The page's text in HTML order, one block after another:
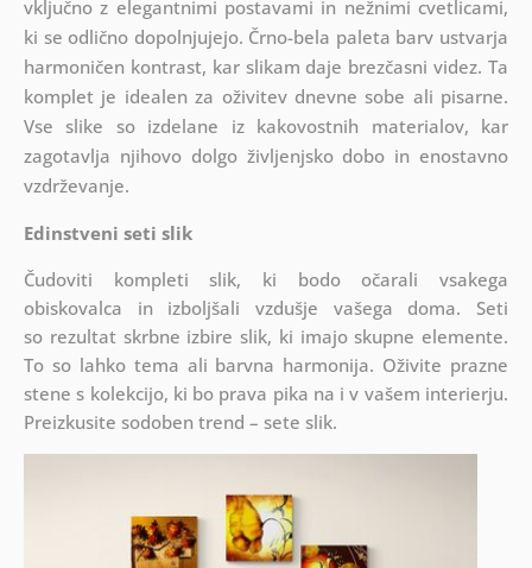
vključno z elegantnimi postavami in nežnimi cvetlicami,
ki se odlično dopolnjujejo. Črno-bela paleta barv ustvarja
harmoničen kontrast, kar slikam daje brezčasni videz. Ta
komplet je idealen za oživitev dnevne sobe ali pisarne.
Vse slike so izdelane iz kakovostnih materialov, kar
zagotavlja njihovo dolgo življenjsko dobo in enostavno
vzdrževanje.
Edinstveni seti slik
Čudoviti kompleti slik, ki bodo očarali vsakega
obiskovalca in izboljšali vzdušje vašega doma. Seti
so rezultat skrbne izbire slik, ki imajo skupne elemente.
To so lahko tema ali barvna harmonija. Oživite prazne
stene s kolekcijo, ki bo prava pika na i v vašem interierju.
Preizkusite sodoben trend – sete slik.